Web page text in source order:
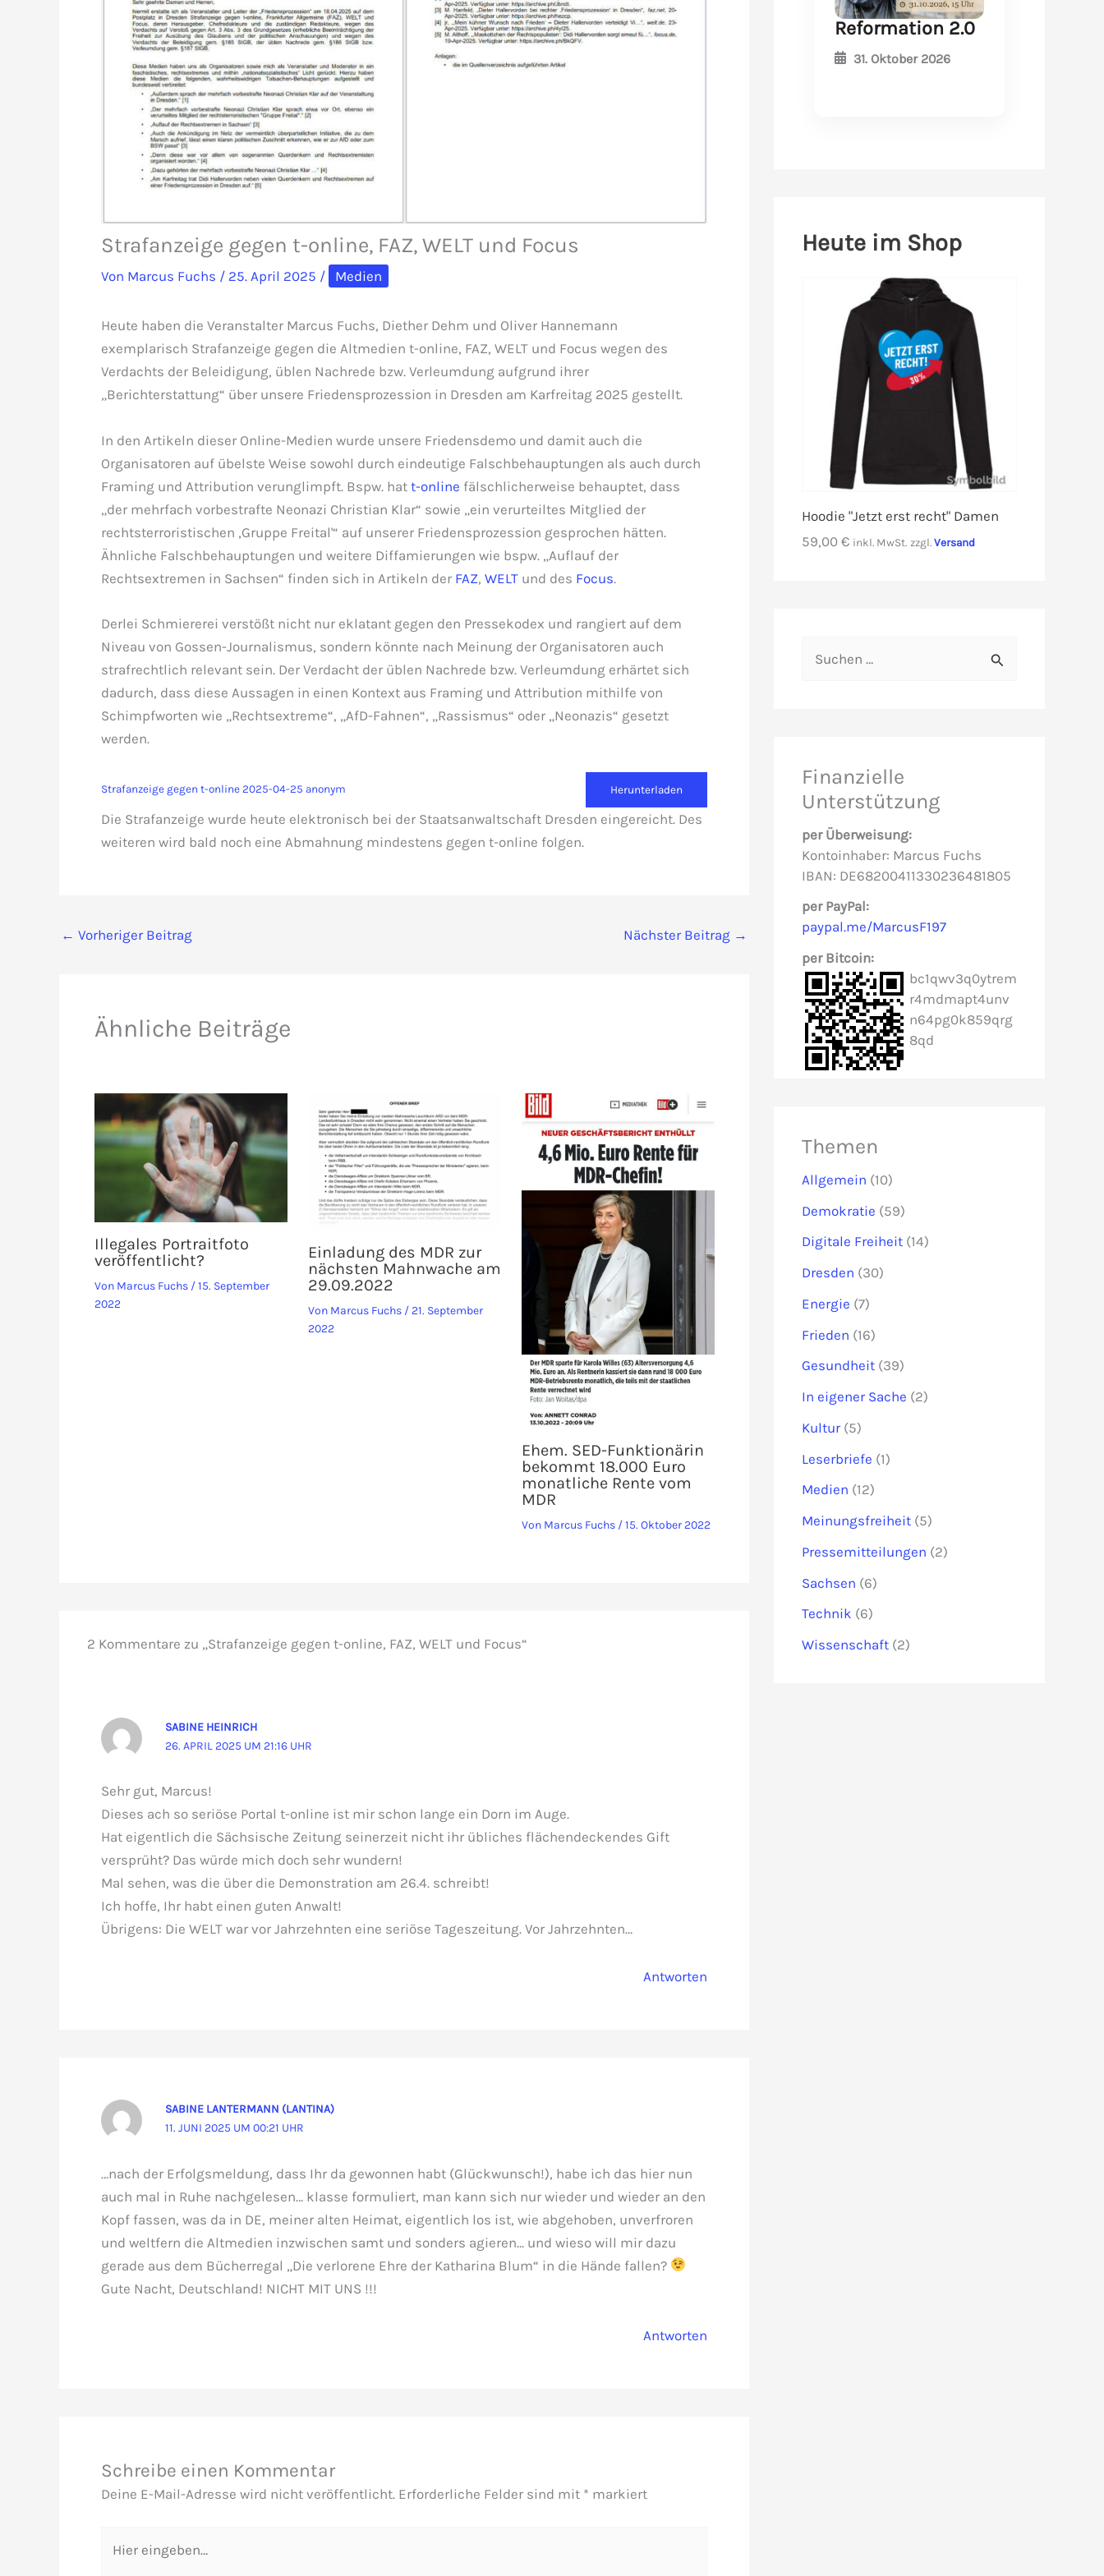
Strafanzeige gegen t-online, FAZ, WELT und Focus
Von Marcus Fuchs / 25. April 2025 / Medien
Heute haben die Veranstalter Marcus Fuchs, Diether Dehm und Oliver Hannemann
exemplarisch Strafanzeige gegen die Altmedien t-online, FAZ, WELT und Focus wegen des
Verdachts der Beleidigung, üblen Nachrede bzw. Verleumdung aufgrund ihrer
„Berichterstattung“ über unsere Friedensprozession in Dresden am Karfreitag 2025 gestellt.
In den Artikeln dieser Online-Medien wurde unsere Friedensdemo und damit auch die
Organisatoren auf übelste Weise sowohl durch eindeutige Falschbehauptungen als auch durch
Framing und Attribution verunglimpft. Bspw. hat t-online fälschlicherweise behauptet, dass
„der mehrfach vorbestrafte Neonazi Christian Klar“ sowie „ein verurteiltes Mitglied der
rechtsterroristischen ‚Gruppe Freital'“ auf unserer Friedensprozession gesprochen hätten.
Ähnliche Falschbehauptungen und weitere Diffamierungen wie bspw. „Auflauf der
Rechtsextremen in Sachsen“ finden sich in Artikeln der FAZ, WELT und des Focus.
Derlei Schmiererei verstößt nicht nur eklatant gegen den Pressekodex und rangiert auf dem
Niveau von Gossen-Journalismus, sondern könnte nach Meinung der Organisatoren auch
strafrechtlich relevant sein. Der Verdacht der üblen Nachrede bzw. Verleumdung erhärtet sich
dadurch, dass diese Aussagen in einen Kontext aus Framing und Attribution mithilfe von
Schimpfworten wie „Rechtsextreme“, „AfD-Fahnen“, „Rassismus“ oder „Neonazis“ gesetzt
werden.
Strafanzeige gegen t-online 2025-04-25 anonym Herunterladen
Die Strafanzeige wurde heute elektronisch bei der Staatsanwaltschaft Dresden eingereicht. Des
weiteren wird bald noch eine Abmahnung mindestens gegen t-online folgen.
← Vorheriger Beitrag Nächster Beitrag →
Ähnliche Beiträge
Illegales Portraitfoto
veröffentlicht?
Von Marcus Fuchs /15. September
2022
Einladung des MDR zur
nächsten Mahnwache am
29.09.2022
Von Marcus Fuchs / 21. September
2022
Ehem. SED-Funktionärin
bekommt 18.000 Euro
monatliche Rente vom
MDR
Von Marcus Fuchs /15. Oktober 2022
2 Kommentare zu „Strafanzeige gegen t-online, FAZ, WELT und Focus“
SABINE HEINRICH
26. APRIL 2025 UM 21:16 UHR
Sehr gut, Marcus!
Dieses ach so seriöse Portal t-online ist mir schon lange ein Dorn im Auge.
Hat eigentlich die Sächsische Zeitung seinerzeit nicht ihr übliches flächendeckendes Gift
versprüht? Das würde mich doch sehr wundern!
Mal sehen, was die über die Demonstration am 26.4. schreibt!
Ich hoffe, Ihr habt einen guten Anwalt!
Übrigens: Die WELT war vor Jahrzehnten eine seriöse Tageszeitung. Vor Jahrzehnten…
Antworten
SABINE LANTERMANN (LANTINA)
11. JUNI 2025 UM 00:21 UHR
…nach der Erfolgsmeldung, dass Ihr da gewonnen habt (Glückwunsch!), habe ich das hier nun
auch mal in Ruhe nachgelesen… klasse formuliert, man kann sich nur wieder und wieder an den
Kopf fassen, was da in DE, meiner alten Heimat, eigentlich los ist, wie abgehoben, unverfroren
und weltfern die Altmedien inzwischen samt und sonders agieren… und wieso will mir dazu
gerade aus dem Bücherregal „Die verlorene Ehre der Katharina Blum“ in die Hände fallen?
Gute Nacht, Deutschland! NICHT MIT UNS !!!
Antworten
Schreibe einen Kommentar
Deine E-Mail-Adresse wird nicht veröffentlicht. Erforderliche Felder sind mit * markiert
eingeben…
Reformation 2.0
31. Oktober 2026
Heute im Shop
Hoodie "Jetzt erst recht" Damen
59,00 € inkl. MwSt. zzgl. Versand
n
a
c
h
:
Finanzielle
Unterstützung
per Überweisung:
Kontoinhaber: Marcus Fuchs
IBAN: DE68200411330236481805
per PayPal:
paypal.me/MarcusF197
per Bitcoin:
bc1qwv3q0ytrem
r4mdmapt4unv
n64pg0k859qrg
8qd
Themen
Allgemein (10)
Demokratie (59)
Digitale Freiheit (14)
Dresden (30)
Energie (7)
Frieden (16)
Gesundheit (39)
In eigener Sache (2)
Kultur (5)
Leserbriefe (1)
Medien (12)
Meinungsfreiheit (5)
Pressemitteilungen (2)
Sachsen (6)
Technik (6)
Wissenschaft (2)